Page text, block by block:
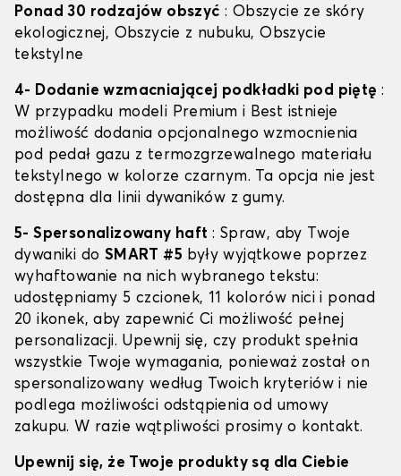
Ponad 30 rodzajów obszyć : Obszycie ze skóry
ekologicznej, Obszycie z nubuku, Obszycie
tekstylne
4- Dodanie wzmacniającej podkładki pod piętę :
W przypadku modeli Premium i Best istnieje
możliwość dodania opcjonalnego wzmocnienia
pod pedał gazu z termozgrzewalnego materiału
tekstylnego w kolorze czarnym. Ta opcja nie jest
dostępna dla linii dywaników z gumy.
5- Spersonalizowany haft : Spraw, aby Twoje
dywaniki do SMART #5 były wyjątkowe poprzez
wyhaftowanie na nich wybranego tekstu:
udostępniamy 5 czcionek, 11 kolorów nici i ponad
20 ikonek, aby zapewnić Ci możliwość pełnej
personalizacji. Upewnij się, czy produkt spełnia
wszystkie Twoje wymagania, ponieważ został on
spersonalizowany według Twoich kryteriów i nie
podlega możliwości odstąpienia od umowy
zakupu. W razie wątpliwości prosimy o kontakt.
Upewnij się, że Twoje produkty są dla Ciebie